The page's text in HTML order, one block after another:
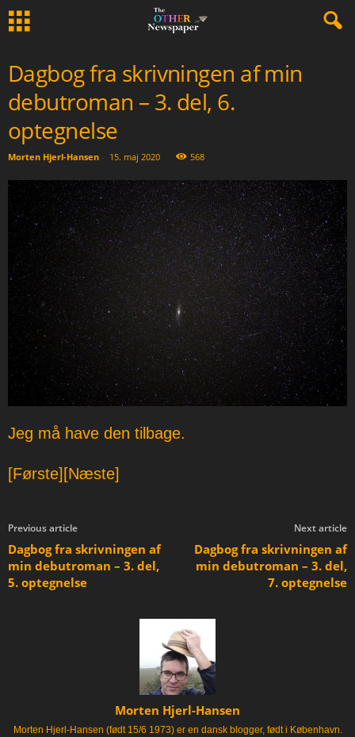
Dagbog fra skrivningen af min
debutroman – 3. del, 6.
optegnelse
Morten Hjerl-Hansen - 15. maj 2020 568
Jeg må have den tilbage.
[Første] [Næste]
Previous article
Dagbog fra skrivningen af
min debutroman – 3. del,
5. optegnelse
Next article
Dagbog fra skrivningen af
min debutroman – 3. del,
7. optegnelse
Morten Hjerl-Hansen
Morten Hjerl-Hansen (født 15/6 1973) er en dansk blogger, født i København.